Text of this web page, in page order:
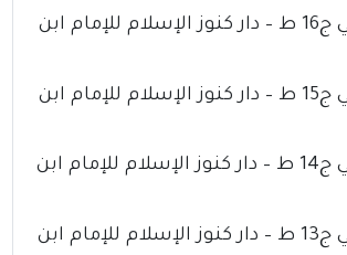
كتاب المغني ج16 ط – دار كنوز الإسلام للإمام ابن
كتاب المغني ج15 ط – دار كنوز الإسلام للإمام ابن
كتاب المغني ج14 ط – دار كنوز الإسلام للإمام ابن
كتاب المغني ج13 ط – دار كنوز الإسلام للإمام ابن